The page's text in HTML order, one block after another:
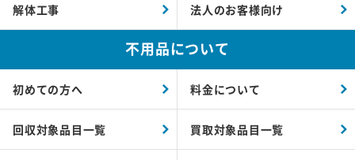
解体工事 法人のお客様向け
不用品について
初めての方へ 料金について
回収対象品目一覧 買取対象品目一覧